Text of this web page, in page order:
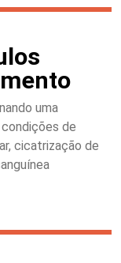
uma
de
cicatrização de